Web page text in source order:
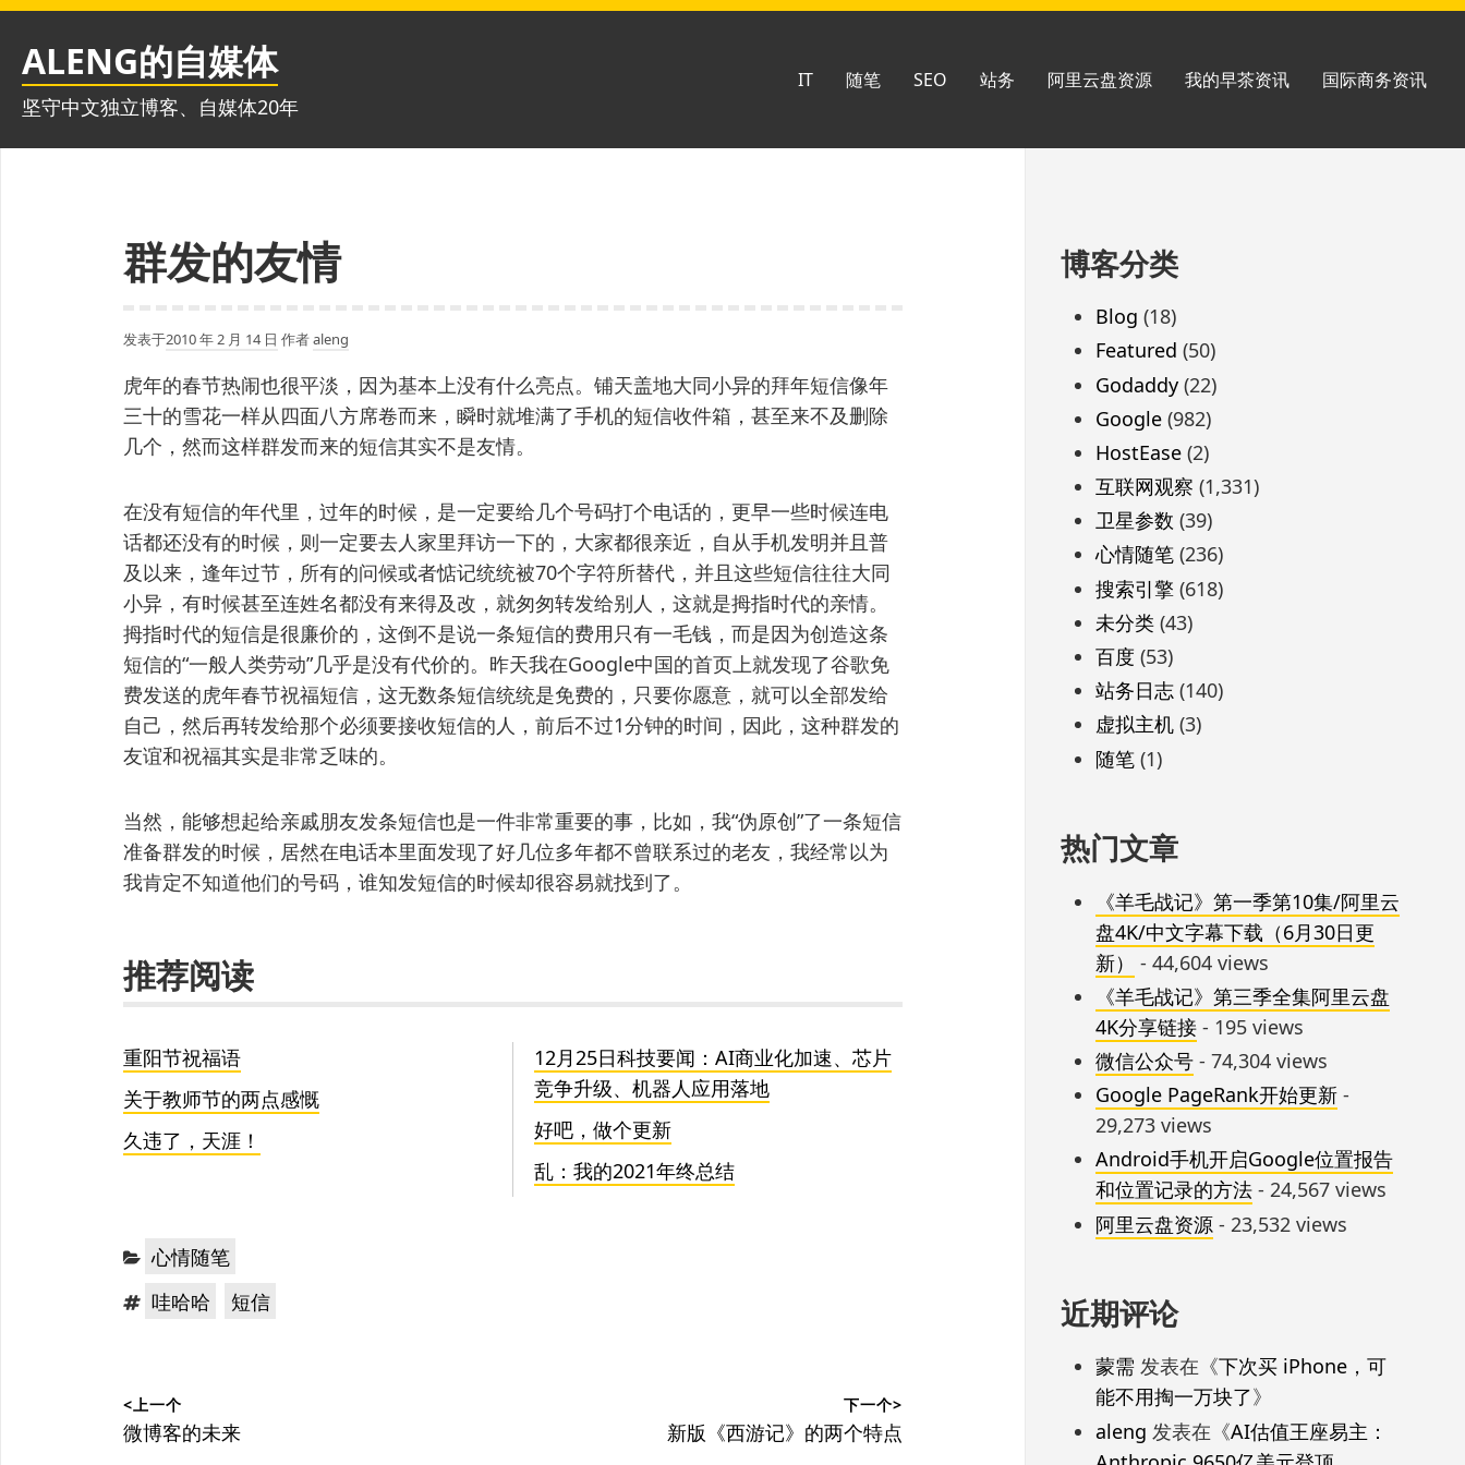
跳
ALENG的自媒体
坚守中文独立博客、自媒体20年
IT 随笔 SEO 站务 阿里云盘资源 我的早茶资讯 国际商务资讯
群发的友情
发表于2010 年 2 月 14 日 作者aleng
虎年的春节热闹也很平淡，因为基本上没有什么亮点。铺天盖地大同小异的拜年短信像年
三十的雪花一样从四面八方席卷而来，瞬时就堆满了手机的短信收件箱，甚至来不及删除
几个，然而这样群发而来的短信其实不是友情。
在没有短信的年代里，过年的时候，是一定要给几个号码打个电话的，更早一些时候连电
话都还没有的时候，则一定要去人家里拜访一下的，大家都很亲近，自从手机发明并且普
及以来，逢年过节，所有的问候或者惦记统统被70个字符所替代，并且这些短信往往大同
小异，有时候甚至连姓名都没有来得及改，就匆匆转发给别人，这就是拇指时代的亲情。
拇指时代的短信是很廉价的，这倒不是说一条短信的费用只有一毛钱，而是因为创造这条
短信的“一般人类劳动”几乎是没有代价的。昨天我在Google中国的首页上就发现了谷歌免
费发送的虎年春节祝福短信，这无数条短信统统是免费的，只要你愿意，就可以全部发给
自己，然后再转发给那个必须要接收短信的人，前后不过1分钟的时间，因此，这种群发的
友谊和祝福其实是非常乏味的。
当然，能够想起给亲戚朋友发条短信也是一件非常重要的事，比如，我“伪原创”了一条短信
准备群发的时候，居然在电话本里面发现了好几位多年都不曾联系过的老友，我经常以为
我肯定不知道他们的号码，谁知发短信的时候却很容易就找到了。
推荐阅读
重阳节祝福语
关于教师节的两点感慨
久违了，天涯！
12月25日科技要闻：AI商业化加速、芯片
竞争升级、机器人应用落地
好吧，做个更新
乱：我的2021年终总结
分 心情随笔
标 哇哈哈 ，
短信
章
<上一个
上
微博客的未来
下一个>
下
新版《西游记》的两个特点
至
脚
博客分类
Blog (18)
Featured (50)
Godaddy(22)
Google(982)
HostEase(2)
互联网观察 (1,331)
卫星参数 (39)
心情随笔(236)
搜索引擎 (618)
未分类(43)
百度 (53)
站务日志(140)
虚拟主机(3)
随笔(1)
热门文章
《羊毛战记》第一季第10集/阿里云
盘4K/中文字幕下载（6月30日更
新）
- 44,604 views
《羊毛战记》第三季全集阿里云盘
4K分享链接- 195 views
微信公众号- 74,304 views
Google PageRank开始更新-
29,273 views
Android手机开启Google位置报告
和位置记录的方法- 24,567 views
阿里云盘资源- 23,532 views
近期评论
蒙需发表在《下次买 iPhone，可
能不用掏一万块了》
aleng 发表在《AI估值王座易主：